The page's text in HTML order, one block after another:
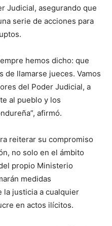
Judicial, asegurando que
serie de acciones para
hemos dicho: que
de llamarse jueces. Vamos
del Poder Judicial, a
al pueblo y los
afirmó.
reiterar su compromiso
no solo en el ámbito
propio Ministerio
medidas
la justicia a cualquier
en actos ilícitos.